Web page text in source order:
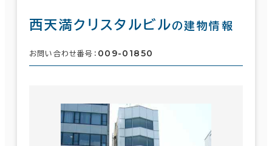
西天満クリスタルビルの建物情報
お問い合わせ番号： 009-01850